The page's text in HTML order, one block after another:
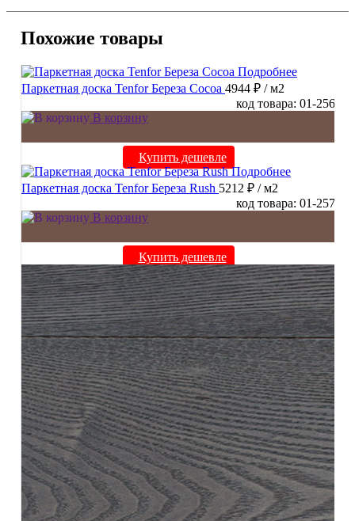
Похожие товары
Подробнее
Паркетная доска Tenfor Береза Cocoa 4944 ₽ / м2
код товара: 01-256
В корзину
Купить дешевле
Подробнее
Паркетная доска Tenfor Береза Rush 5212 ₽ / м2
код товара: 01-257
В корзину
Купить дешевле